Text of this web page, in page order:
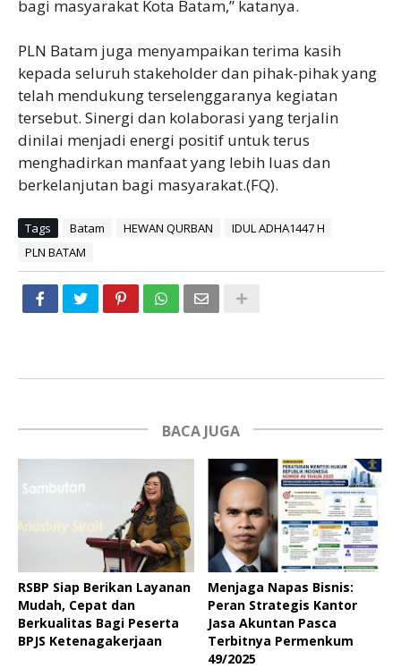
bagi masyarakat Kota Batam,” katanya.
PLN Batam juga menyampaikan terima kasih
kepada seluruh stakeholder dan pihak-pihak yang
telah mendukung terselenggaranya kegiatan
tersebut. Sinergi dan kolaborasi yang terjalin
dinilai menjadi energi positif untuk terus
menghadirkan manfaat yang lebih luas dan
berkelanjutan bagi masyarakat.(FQ).
Tags Batam HEWAN QURBAN
IDUL ADHA1447 H
PLN BATAM
BACA JUGA
RSBP Siap Berikan Layanan
Mudah, Cepat dan
Berkualitas Bagi Peserta
BPJS Ketenagakerjaan
Menjaga Napas Bisnis:
Peran Strategis Kantor
Jasa Akuntan Pasca
Terbitnya Permenkum
49/2025